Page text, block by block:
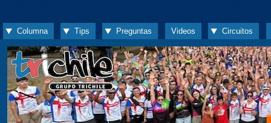
Columna Tips Preguntas Videos Circuitos